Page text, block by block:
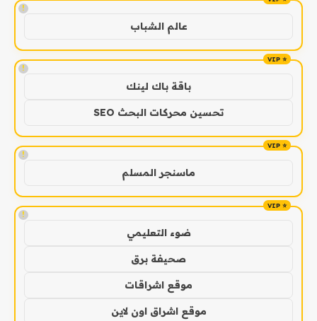
!
عالم الشباب
!
باقة باك لينك
تحسين محركات البحث SEO
!
ماسنجر المسلم
!
ضوء التعليمي
صحيفة برق
موقع اشراقات
موقع اشراق اون لاين